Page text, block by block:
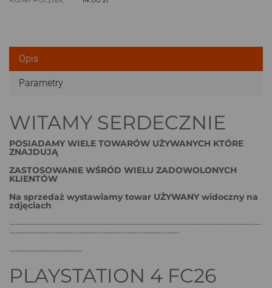
Opis
Parametry
WITAMY SERDECZNIE
POSIADAMY WIELE TOWARÓW UŻYWANYCH KTÓRE
ZNAJDUJĄ
ZASTOSOWANIE WŚRÓD WIELU ZADOWOLONYCH
KLIENTÓW
Na sprzedaż wystawiamy towar UŻYWANY widoczny na
zdjęciach
-----------------------------------------------------------------------------------
--------------------------------------------------------
------------------------
PLAYSTATION 4 FC26